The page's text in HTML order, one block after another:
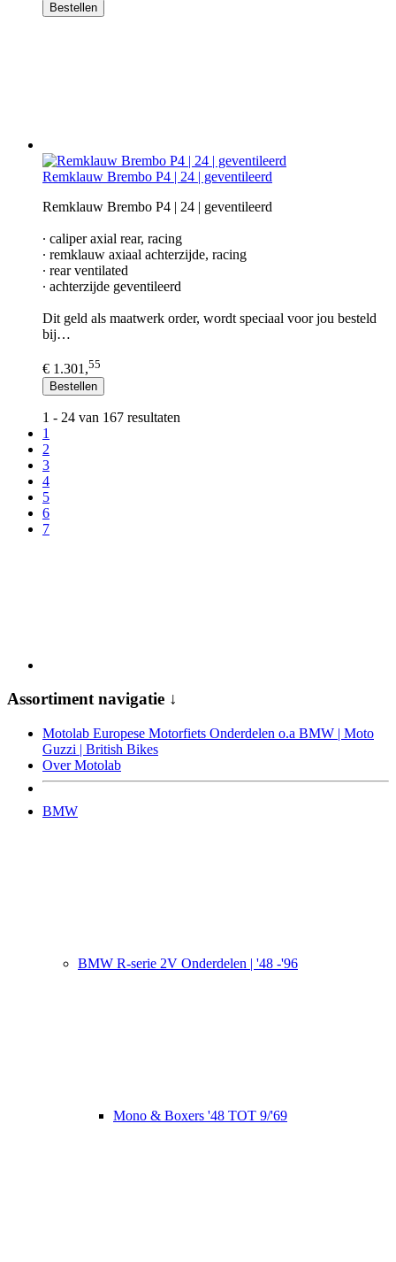
Bestellen
Remklauw Brembo P4 | 24 | geventileerd
Remklauw Brembo P4 | 24 | geventileerd
∙ caliper axial rear, racing
∙ remklauw axiaal achterzijde, racing
∙ rear ventilated
∙ achterzijde geventileerd
Dit geld als maatwerk order, wordt speciaal voor jou besteld
bij…
€ 1.301,55
Bestellen
1 - 24 van 167 resultaten
1
2
3
4
5
6
7
Assortiment navigatie ↓
Motolab Europese Motorfiets Onderdelen o.a BMW | Moto
Guzzi | British Bikes
Over Motolab
BMW
BMW R-serie 2V Onderdelen | '48 -'96
Mono & Boxers '48 TOT 9/'69